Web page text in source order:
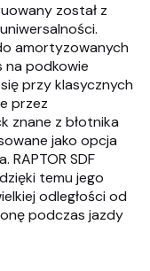
został z
amortyzowanych
na podkowie
przy klasycznych
przez
znane z błotnika
jako opcja
SDF
temu jego
odległości od
podczas jazdy